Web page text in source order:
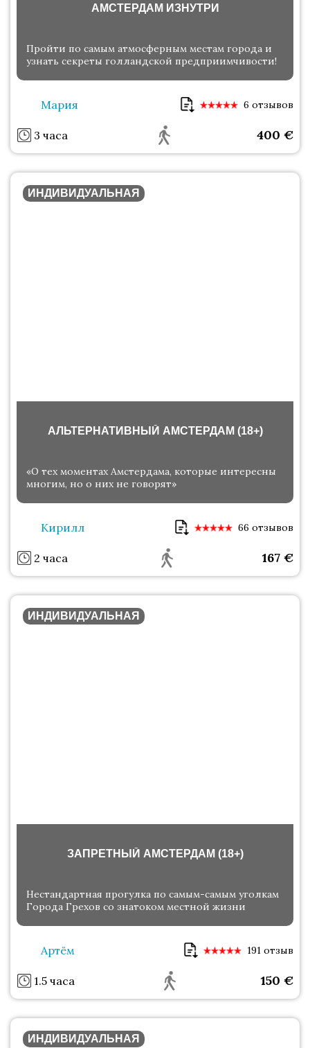
АМСТЕРДАМ ИЗНУТРИ
Пройти по самым атмосферным местам города и
узнать секреты голландской предприимчивости!
Мария 6 отзывов
3 часа 400 €
ИНДИВИДУАЛЬНАЯ
АЛЬТЕРНАТИВНЫЙ АМСТЕРДАМ (18+)
«О тех моментах Амстердама, которые интересны
многим, но о них не говорят»
Кирилл 66 отзывов
2 часа 167 €
ИНДИВИДУАЛЬНАЯ
ЗАПРЕТНЫЙ АМСТЕРДАМ (18+)
Нестандартная прогулка по самым-самым уголкам
Города Грехов со знатоком местной жизни
Артём 191 отзыв
1.5 часа 150 €
ИНДИВИДУАЛЬНАЯ